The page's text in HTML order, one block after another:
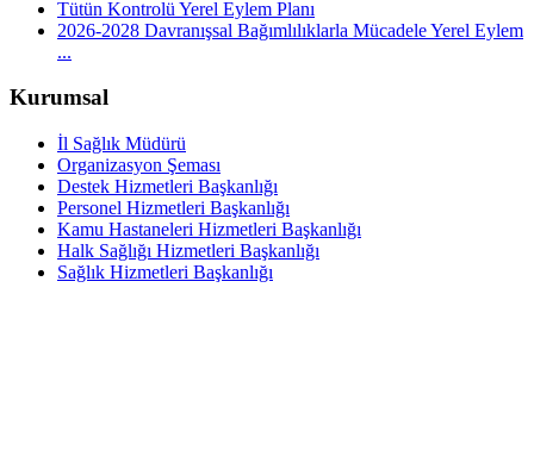
Tütün Kontrolü Yerel Eylem Planı
2026-2028 Davranışsal Bağımlılıklarla Mücadele Yerel Eylem
...
Kurumsal
İl Sağlık Müdürü
Organizasyon Şeması
Destek Hizmetleri Başkanlığı
Personel Hizmetleri Başkanlığı
Kamu Hastaneleri Hizmetleri Başkanlığı
Halk Sağlığı Hizmetleri Başkanlığı
Sağlık Hizmetleri Başkanlığı